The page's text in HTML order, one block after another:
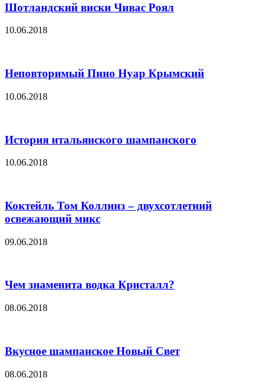
Шотландский виски Чивас Роял
10.06.2018
Неповторимый Пино Нуар Крымский
10.06.2018
История итальянского шампанского
10.06.2018
Коктейль Том Коллинз – двухсотлетний
освежающий микс
09.06.2018
Чем знаменита водка Кристалл?
08.06.2018
Вкусное шампанское Новый Свет
08.06.2018